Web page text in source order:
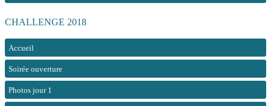
CHALLENGE 2018
Accueil
Soirée ouverture
Photos jour 1